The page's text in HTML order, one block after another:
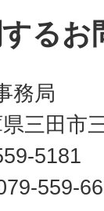
るお
務局
三田市
5181
559-